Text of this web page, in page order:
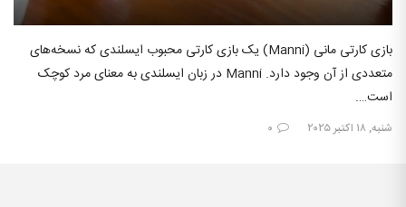
بازی کارتی مانی (Manni) یک بازی کارتی محبوب ایسلندی که نسخه‌های
متعددی از آن وجود دارد. Manni در زبان ایسلندی به معنای مرد کوچک
است….
شنبه, ۱۸ اکتبر ۲۰۲۵ ۰